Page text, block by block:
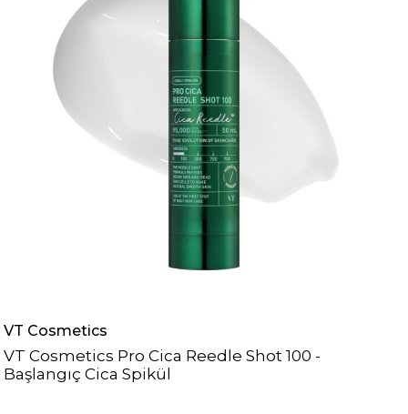
VT Cosmetics Pro Cica Reedle Shot 100 -
Başlangıç Cica Spikül
VT Cosmetics